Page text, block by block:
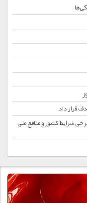
قرار داد
شرایط کشور و منافع ملی